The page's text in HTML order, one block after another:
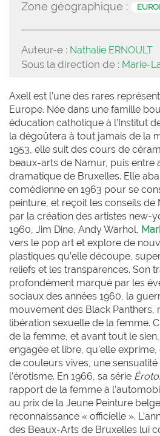
Zone géographique :
Auteur-e : Nathalie ERNOULT
Sous la direction de : Marie-
Axell est l’une des rares
Europe. Née dans une famille
éducation catholique à l’Institut
la dégoûtera à tout jamais de la
1953, elle suit des cours de
beaux-arts de Namur, puis entre
dramatique de Bruxelles. Elle
comédienne en 1963 pour se
peinture, et reçoit les conseils de
par la création des artistes new-
1960, Jim Dine, Andy Warhol,
vers le pop art et explore de
plastiques qu’elle découpe,
reliefs et les transparences. Son
profondément marqué par les
sociaux des années 1960, la
mouvement des Black Panthers,
libération sexuelle de la femme.
de la femme, et avant tout le
engagée et libre, qu’elle
de couleurs vives, une sensualité
l’érotisme. En 1966, sa série
rapport de la femme à
au prix de la Jeune Peinture
reconnaissance « officielle ».
des Beaux-Arts de Bruxelles lui